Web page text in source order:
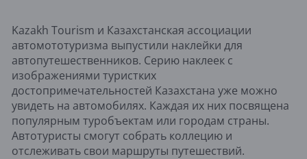
Kazakh Tourism и Казахстанская ассоциации
автомототуризма выпустили наклейки для
автопутешественников. Серию наклеек с
изображениями туристких
достопримечательностей Казахстана уже можно
увидеть на автомобилях. Каждая их них посвящена
популярным туробъектам или городам страны.
Автотуристы смогут собрать коллецию и
отслеживать свои маршруты путешествий.